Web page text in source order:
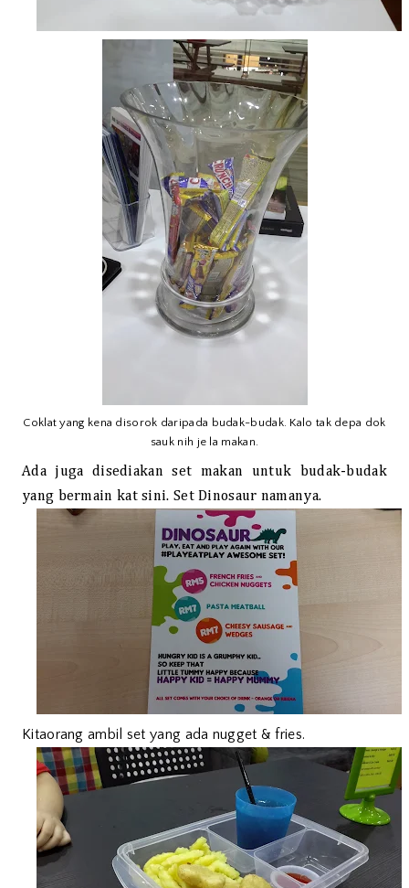
Coklat yang kena disorok daripada budak-budak. Kalo tak depa dok
sauk nih je la makan.
Ada juga disediakan set makan untuk budak-budak
yang bermain kat sini. Set Dinosaur namanya.
Kitaorang ambil set yang ada nugget & fries.